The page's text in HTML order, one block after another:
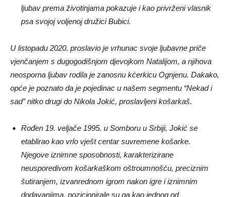
ljubav prema životinjama pokazuje i kao privrženi vlasnik
psa svojoj voljenoj družici Bubici.
U listopadu 2020. proslavio je vrhunac svoje ljubavne priče
vjenčanjem s dugogodišnjom djevojkom Natalijom, a njihova
neosporna ljubav rodila je zanosnu kćerkicu Ognjenu. Dakako,
opće je poznato da je pojedinac u našem segmentu “Nekad i
sad” nitko drugi do Nikola Jokić, proslavljeni košarkaš.
Rođen 19. veljače 1995. u Somboru u Srbiji, Jokić se
etablirao kao vrlo vješt centar suvremene košarke.
Njegove iznimne sposobnosti, karakterizirane
neusporedivom košarkaškom oštroumnošću, preciznim
šutiranjem, izvanrednom igrom nakon igre i iznimnim
dodavanjima, pozicionirale su ga kao jednog od